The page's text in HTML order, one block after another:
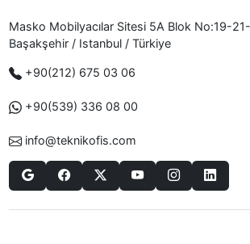
Masko Mobilyacılar Sitesi 5A Blok No:19-
Başakşehir / Istanbul / Türkiye
+90(212) 675 03 06
+90(539) 336 08 00
info@teknikofis.com